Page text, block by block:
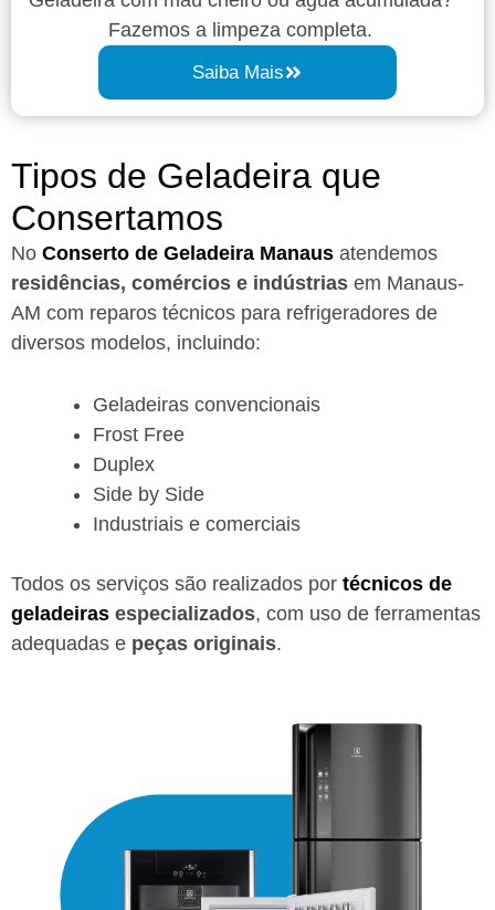
Fazemos a limpeza completa.
Saiba Mais
Tipos de Geladeira que
Consertamos
No Conserto de Geladeira Manaus atendemos
residências, comércios e indústrias em Manaus-
AM com reparos técnicos para refrigeradores de
diversos modelos, incluindo:
Geladeiras convencionais
Frost Free
Duplex
Side by Side
Industriais e comerciais
Todos os serviços são realizados por técnicos de
geladeiras especializados, com uso de ferramentas
adequadas e peças originais.